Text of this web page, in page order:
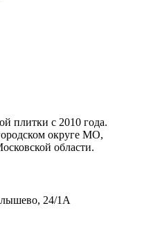
плитки с 2010 года.
округе МО,
области.
24/1А